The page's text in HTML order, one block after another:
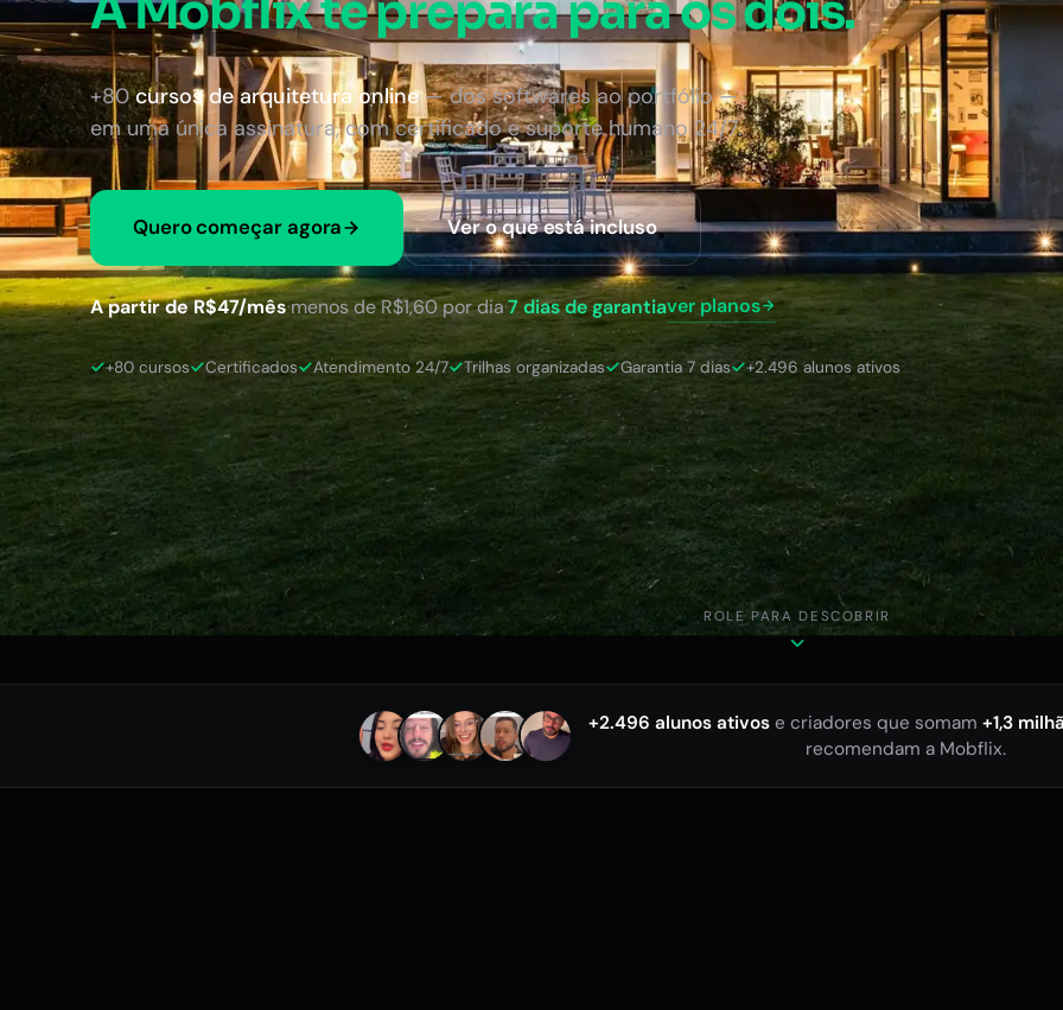
+80cursos de arquitetura online— dos softwares ao portfólio —
em uma única assinatura, com certificado e suporte humano 24/7.
Quero começar agora Ver o que está incluso
A partir de R$47/mês·menos de R$1,60 por dia·7 dias de garantiaver planos
+80 cursos Certificados Atendimento 24/7 Trilhas organizadas Garantia 7 dias +2.496 alunos ativos
ROLE PARA DESCOBRIR
+2.496 alunos ativose criadores que somam +1,3
recomendam a Mobflix.